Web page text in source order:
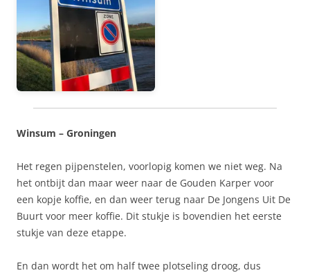
Winsum – Groningen
Het regen pijpenstelen, voorlopig komen we niet weg. Na
het ontbijt dan maar weer naar de Gouden Karper voor
een kopje koffie, en dan weer terug naar De Jongens Uit De
Buurt voor meer koffie. Dit stukje is bovendien het eerste
stukje van deze etappe.
En dan wordt het om half twee plotseling droog, dus